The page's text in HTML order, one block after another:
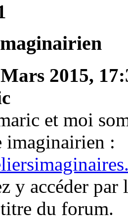
2015,
et moi
imaginairien :
y accéder
du forum.